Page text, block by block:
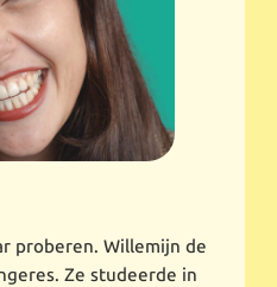
proberen. Willemijn de
Ze studeerde in